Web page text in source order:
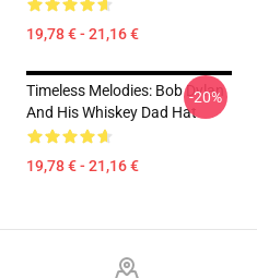
19,78 € - 21,16 €
Timeless Melodies: Bob Dylan
And His Whiskey Dad Hat
19,78 € - 21,16 €
-20%